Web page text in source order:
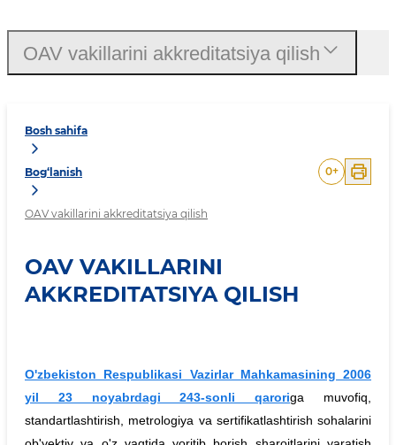
Bosh sahifa
Bog‘lanish
OAV vakillarini akkreditatsiya qilish
0+
OAV VAKILLARINI
AKKREDITATSIYA QILISH
O'zbekiston Respublikasi Vazirlar Mahkamasining 2006
yil 23 noyabrdagi 243-sonli qaroriga muvofiq,
standartlashtirish, metrologiya va sertifikatlashtirish sohalarini
OAV vakillarini akkreditatsiya qilish